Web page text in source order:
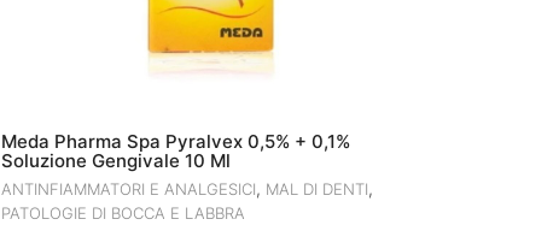
Meda Pharma Spa Pyralvex 0,5% + 0,1%
Soluzione Gengivale 10 Ml
ANTINFIAMMATORI E ANALGESICI, MAL DI DENTI,
PATOLOGIE DI BOCCA E LABBRA